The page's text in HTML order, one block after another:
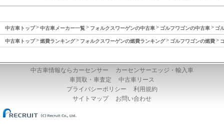
中古車トップ 中古車メーカー一覧 フォルクスワーゲンの中古車 ゴルフワゴンの中古車 ゴ
中古車トップ 燃費ランキング フォルクスワーゲンの燃費ランキング ゴルフワゴンの燃費
中古車情報ならカーセンサー
カーセンサーエッジ・輸入車
車買取・車査定
中古車リース
プライバシーポリシー
利用規約
サイトマップ
お問い合わせ